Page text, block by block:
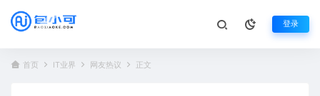
登录
首页 IT业界 网友热议 正文